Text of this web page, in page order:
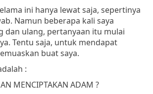
ini hanya lewat saja, sepertinya
Namun beberapa kali saya
dan ulang, pertanyaan itu mulai
Tentu saja, untuk mendapat
buat saya.
:
MENCIPTAKAN ADAM ?